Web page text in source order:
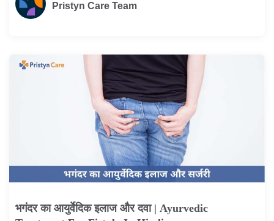
Pristyn Care Team
भगंदर का आयुर्वेदिक इलाज और दवा | Ayurvedic